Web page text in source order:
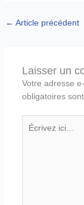
← Article précédent
Laisser un
Votre adresse
obligatoires
Écrivez